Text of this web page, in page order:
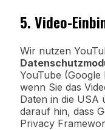
5. Video-
Wir nutzen
YouTube
wenn Sie das
Daten in die USA
darauf hin, dass
Privacy